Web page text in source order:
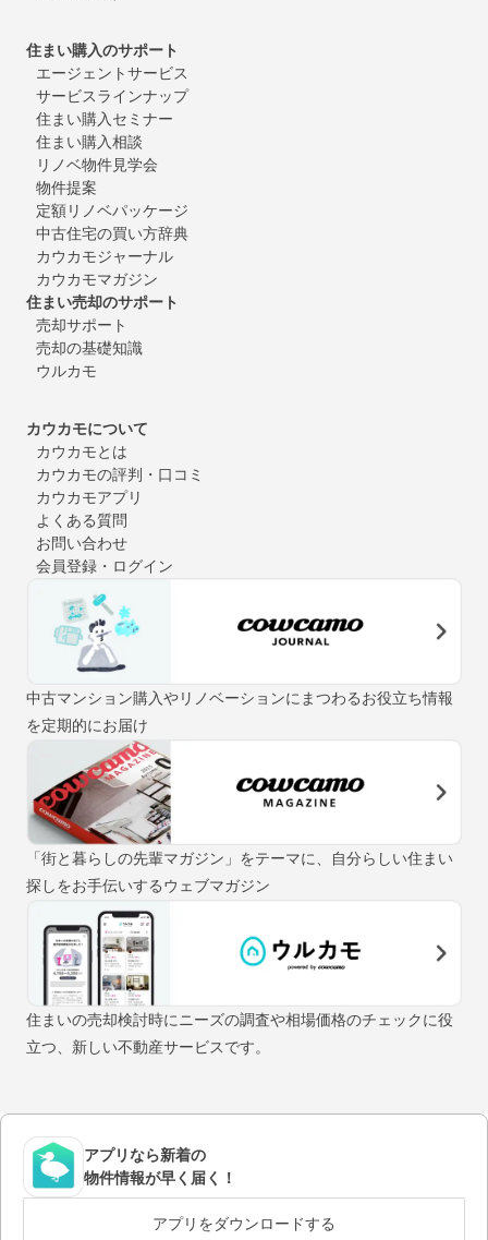
住まい購入のサポート
エージェントサービス
サービスラインナップ
住まい購入セミナー
住まい購入相談
リノベ物件見学会
物件提案
定額リノベパッケージ
中古住宅の買い方辞典
カウカモジャーナル
カウカモマガジン
住まい売却のサポート
売却サポート
売却の基礎知識
ウルカモ
カウカモについて
カウカモとは
カウカモの評判・口コミ
カウカモアプリ
よくある質問
お問い合わせ
会員登録・ログイン
中古マンション購入やリノベーションにまつわるお役立ち情報
を定期的にお届け
「街と暮らしの先輩マガジン」をテーマに、自分らしい住まい
探しをお手伝いするウェブマガジン
住まいの売却検討時にニーズの調査や相場価格のチェックに役
立つ、新しい不動産サービスです。
アプリなら新着の
物件情報が早く届く！
アプリをダウンロードする